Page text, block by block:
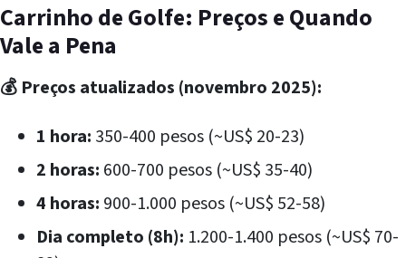
Carrinho de Golfe: Preços e Quando
Vale a Pena
💰 Preços atualizados (novembro 2025):
1 hora: 350-400 pesos (~US$ 20-23)
2 horas: 600-700 pesos (~US$ 35-40)
4 horas: 900-1.000 pesos (~US$ 52-58)
Dia completo (8h): 1.200-1.400 pesos (~US$ 70-